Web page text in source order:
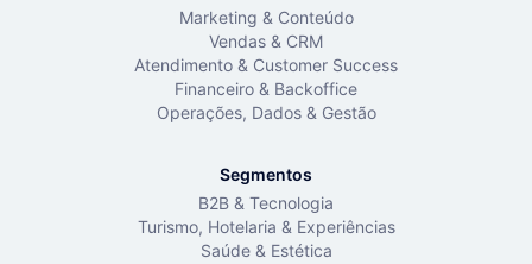
Marketing & Conteúdo
Vendas & CRM
Atendimento & Customer Success
Financeiro & Backoffice
Operações, Dados & Gestão
Segmentos
B2B & Tecnologia
Turismo, Hotelaria & Experiências
Saúde & Estética